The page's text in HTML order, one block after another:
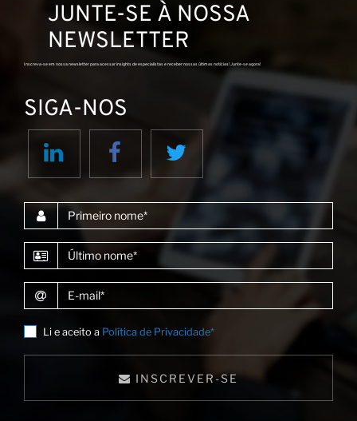
JUNTE-SE À NOSSA
NEWSLETTER
Inscreva-se em nossa newsletter para acessar insights de especialistas e receber nossas últimas notícias! Junte-se agora!
SIGA-NOS
Primeiro nome
Último nome
E-mail
Li e aceito a Política de Privacidade*
INSCREVER-SE